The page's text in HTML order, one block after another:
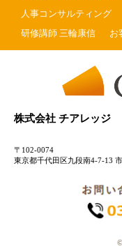
人事コンサルティング
研修講師 三輪康信
お
株式会社 チアレッジ
〒102-0074
東京都千代田区九段南4-7-13